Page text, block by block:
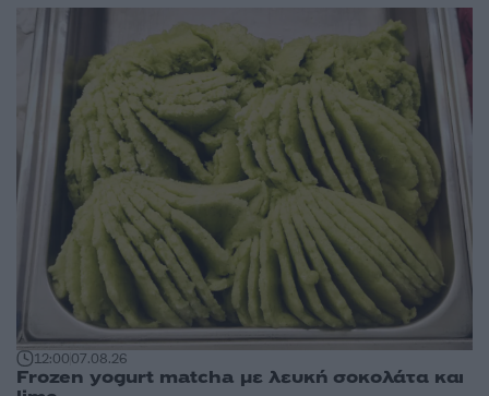
12:0007.08.26
Frozen yogurt matcha με λευκή σοκολάτα και